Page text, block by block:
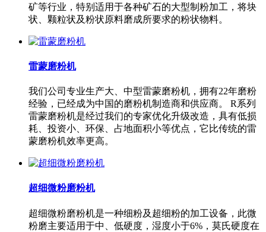
矿等行业，特别适用于各种矿石的大型制粉加工，将块
状、颗粒状及粉状原料磨成所要求的粉状物料。
雷蒙磨粉机
我们公司专业生产大、中型雷蒙磨粉机，拥有22年磨粉
经验，已经成为中国的磨粉机制造商和供应商。 R系列
雷蒙磨粉机是经过我们的专家优化升级改造，具有低损
耗、投资小、环保、占地面积小等优点，它比传统的雷
蒙磨粉机效率更高。
超细微粉磨粉机
超细微粉磨粉机是一种细粉及超细粉的加工设备，此微
粉磨主要适用于中、低硬度，湿度小于6%，莫氏硬度在